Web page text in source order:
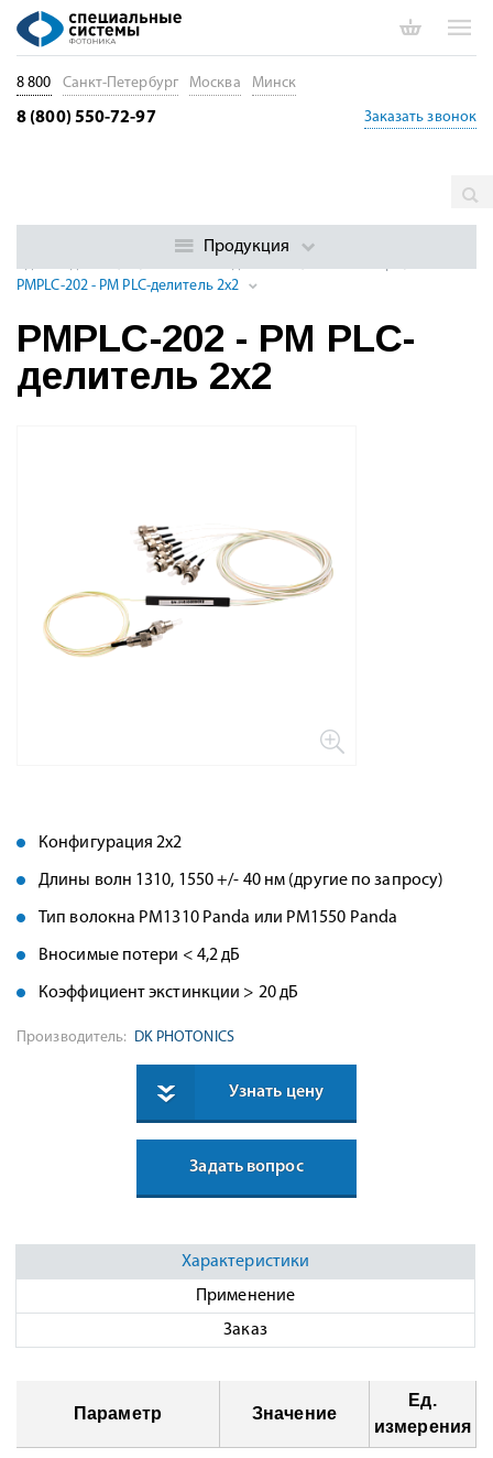
Волоконно-оптические разветвители и делители
PMPLC-202 - PM PLC-делитель 2х2
PMPLC-202 - PM PLC-
делитель 2х2
Конфигурация 2x2
Длины волн 1310, 1550 +/- 40 нм (другие по запросу)
Тип волокна PM1310 Panda или PM1550 Panda
Вносимые потери < 4,2 дБ
Коэффициент экстинкции > 20 дБ
Производитель: DK PHOTONICS
Узнать цену
Задать вопрос
Характеристики
Применение
Заказ
Параметр Значение
Ед.
измерения
8 800 Санкт-Петербург Москва Минск
8 (800) 550-72-97 Заказать звонок
Продукция